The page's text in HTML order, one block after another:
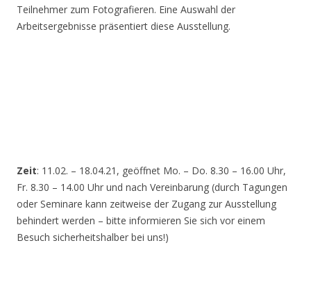
Teilnehmer zum Fotografieren. Eine Auswahl der
Arbeitsergebnisse präsentiert diese Ausstellung.
Zeit: 11.02. – 18.04.21, geöffnet Mo. – Do. 8.30 – 16.00 Uhr,
Fr. 8.30 – 14.00 Uhr und nach Vereinbarung (durch Tagungen
oder Seminare kann zeitweise der Zugang zur Ausstellung
behindert werden – bitte informieren Sie sich vor einem
Besuch sicherheitshalber bei uns!)